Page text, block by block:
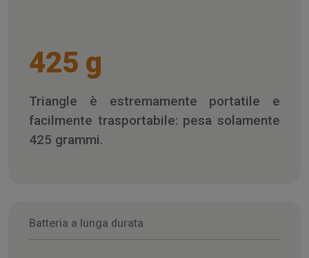
425 g
Triangle è estremamente portatile e
facilmente trasportabile: pesa solamente
425 grammi.
Batteria a lunga durata